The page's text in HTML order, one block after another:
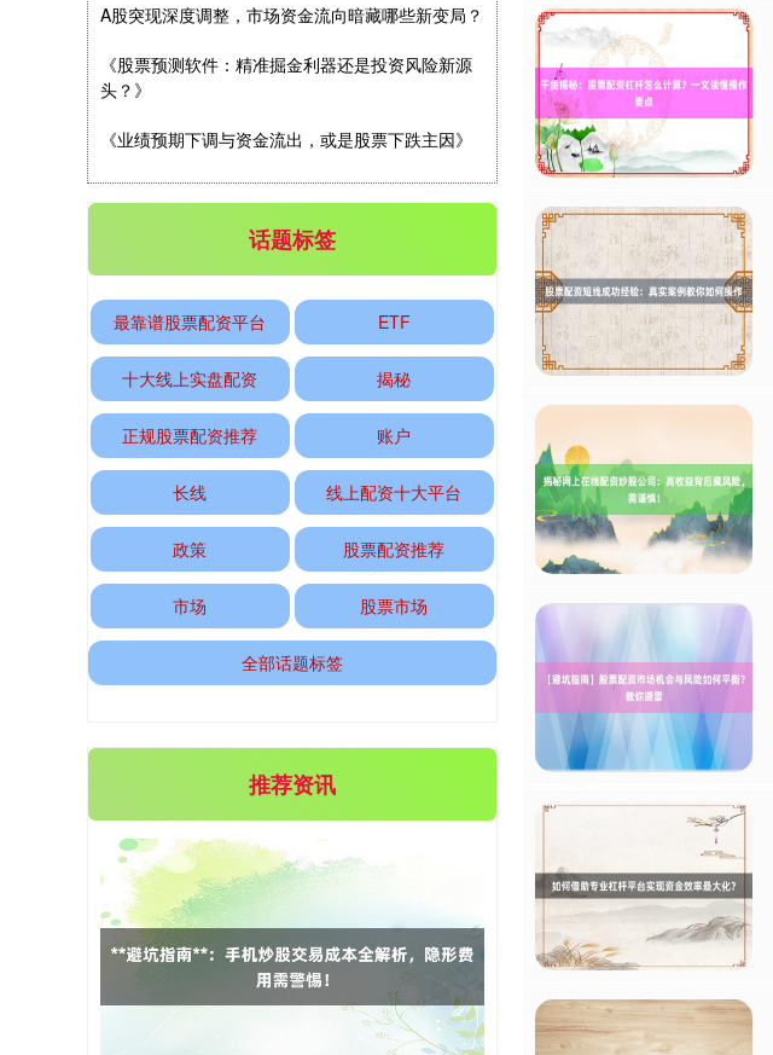
创业板指 3563.12 +47.56 +1.35%
基金指数 7242.10 +12.30
国债指数 229.69 +0.10 +0.04%
期指IC0 7877.80 +164.40 +2.13%
A股突现深度调整，市场资金流向暗藏哪些新变局？
《股票预测软件：精准掘金利器还是投资风险新源
头？》
《业绩预期下调与资金流出，或是股票下跌主因》
话题标签
最靠谱股票配资平台 ETF
十大线上实盘配资 揭秘
正规股票配资推荐 账户
长线 线上配资十大平台
政策 股票配资推荐
市场 股票市场
全部话题标签
推荐资讯